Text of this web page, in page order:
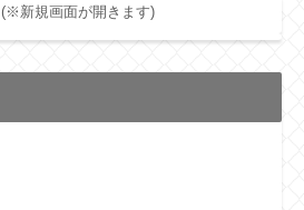
(※新規画面が開きます)